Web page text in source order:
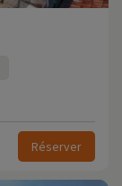
Réserver